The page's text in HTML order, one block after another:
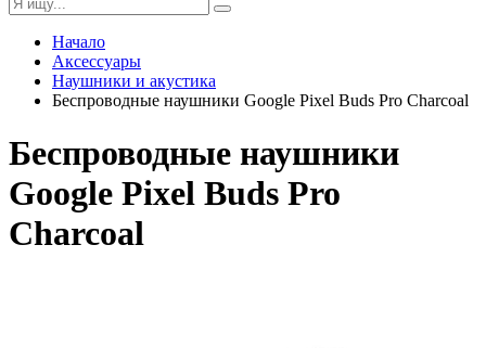
Начало
Аксессуары
Наушники и акустика
Беспроводные наушники Google Pixel Buds Pro Charcoal
Беспроводные наушники
Google Pixel Buds Pro
Charcoal